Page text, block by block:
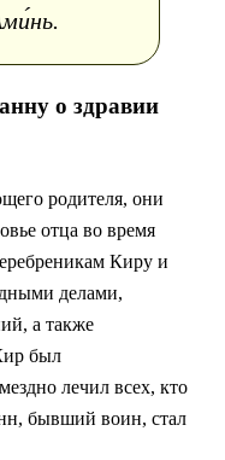
о здравии
родителя, они
отца во время
Киру и
делами,
а также
был
лечил всех, кто
бывший воин, стал